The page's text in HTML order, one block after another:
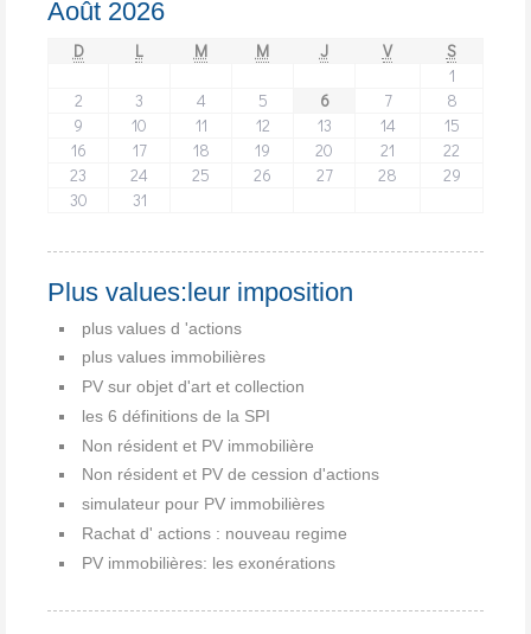
Août 2026
D L M M J V
S
1
2
3 4 5 6 7
8
9
10 11 12 13 14
15
16
17 18 19 20 21
22
23
24 25 26 27 28
29
30
31
Plus values:leur imposition
plus values d 'actions
plus values immobilières
PV sur objet d'art et collection
les 6 définitions de la SPI
Non résident et PV immobilière
Non résident et PV de cession d'actions
simulateur pour PV immobilières
Rachat d' actions : nouveau regime
PV immobilières: les exonérations